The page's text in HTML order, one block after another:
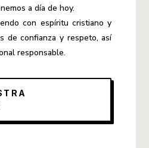
a día de hoy.
con espíritu cristiano y
de confianza y respeto, así
responsable.